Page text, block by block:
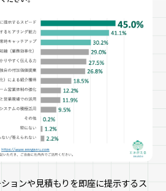
ョンや見積もりを即座に提示するス